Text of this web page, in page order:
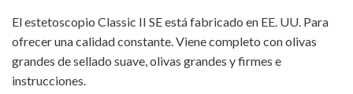
El estetoscopio Classic II SE está fabricado en EE. UU. Para
ofrecer una calidad constante. Viene completo con olivas
grandes de sellado suave, olivas grandes y firmes e
instrucciones.